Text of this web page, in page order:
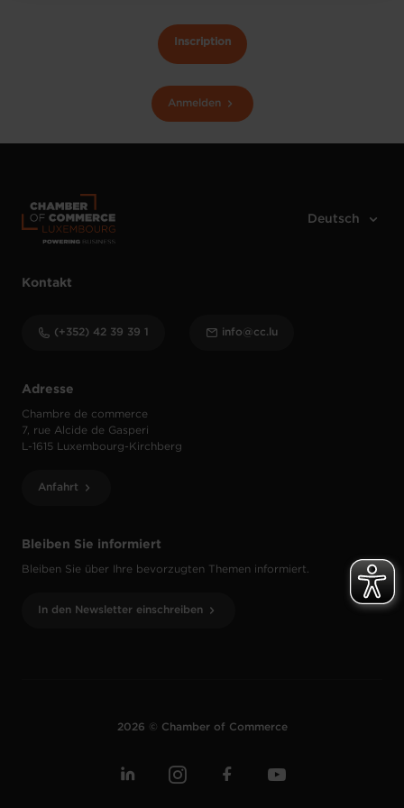
Inscription
Anmelden
Bleiben Sie informiert
Bleiben Sie über Ihre bevorzugten Themen informiert.
In den Newsletter einschreiben
Adresse
Chambre de commerce
7, rue Alcide de Gasperi
L-1615 Luxembourg-Kirchberg
Anfahrt
Kontakt
(+352) 42 39 39 1 info@cc.lu
2026 © Chamber of Commerce